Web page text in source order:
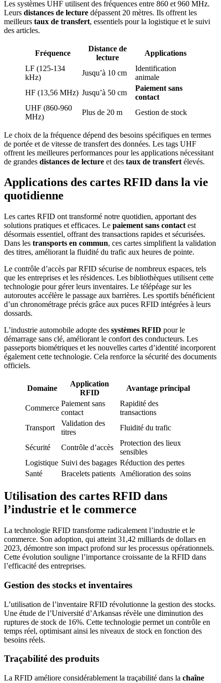
Les systèmes UHF utilisent des fréquences entre 860 et 960 MHz.
Leurs distances de lecture dépassent 20 mètres. Ils offrent les
meilleurs taux de transfert, essentiels pour la logistique et le suivi
des articles.
Fréquence
Distance de
lecture
Applications
LF (125-134
kHz)
Jusqu’à 10 cm
Identification
animale
HF (13,56 MHz) Jusqu’à 50 cm
Paiement sans
contact
UHF (860-960
MHz)
Plus de 20 m Gestion de stock
Le choix de la fréquence dépend des besoins spécifiques en termes
de portée et de vitesse de transfert des données. Les tags UHF
offrent les meilleures performances pour les applications nécessitant
de grandes distances de lecture et des taux de transfert élevés.
Applications des cartes RFID dans la vie
quotidienne
Les cartes RFID ont transformé notre quotidien, apportant des
solutions pratiques et efficaces. Le paiement sans contact est
désormais essentiel, offrant des transactions rapides et sécurisées.
Dans les transports en commun, ces cartes simplifient la validation
des titres, améliorant la fluidité du trafic aux heures de pointe.
Le contrôle d’accès par RFID sécurise de nombreux espaces, tels
que les entreprises et les résidences. Les bibliothèques utilisent cette
technologie pour gérer leurs inventaires. Le télépéage sur les
autoroutes accélère le passage aux barrières. Les sportifs bénéficient
d’un chronométrage précis grâce aux puces RFID intégrées à leurs
dossards.
L’industrie automobile adopte des systèmes RFID pour le
démarrage sans clé, améliorant le confort des conducteurs. Les
passeports biométriques et les nouvelles cartes d’identité incorporent
également cette technologie. Cela renforce la sécurité des documents
officiels.
Domaine
Application
RFID
Avantage principal
Commerce
Paiement sans
contact
Rapidité des
transactions
Transport
Validation des
titres
Fluidité du trafic
Sécurité Contrôle d’accès
Protection des lieux
sensibles
Logistique Suivi des bagages Réduction des pertes
Santé
Bracelets patients Amélioration des soins
Utilisation des cartes RFID dans
l’industrie et le commerce
La technologie RFID transforme radicalement l’industrie et le
commerce. Son adoption, qui atteint 31,42 milliards de dollars en
2023, démontre son impact profond sur les processus opérationnels.
Cette évolution souligne l’importance croissante de la RFID dans
l’efficacité des entreprises.
Gestion des stocks et inventaires
L’utilisation de l’inventaire RFID révolutionne la gestion des stocks.
Une étude de l’Université d’Arkansas révèle une diminution des
ruptures de stock de 16%. Cette technologie permet un contrôle en
temps réel, optimisant ainsi les niveaux de stock en fonction des
besoins réels.
Traçabilité des produits
La RFID améliore considérablement la traçabilité dans la chaîne